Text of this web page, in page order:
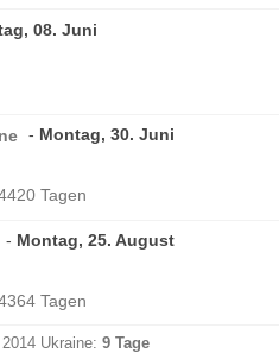
08. Juni
Montag, 30. Juni
Tagen
Montag, 25. August
Tagen
2014 Ukraine:9 Tage